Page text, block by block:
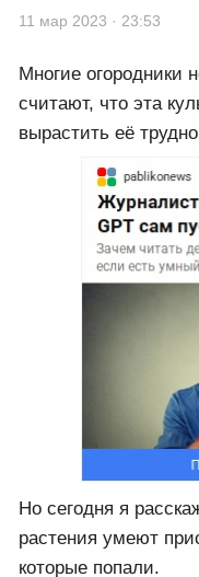
11 мар 2023 · 23:53
Многие огородники
считают, что эта
вырастить её
Но сегодня я
растения умеют
которые попали.